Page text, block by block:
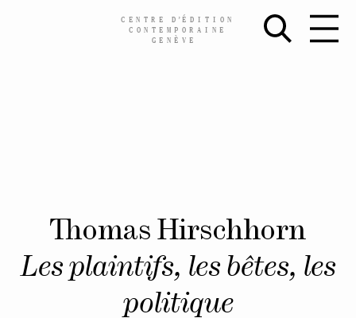
content
CENTRE D’ÉDITION
CONTEMPORAINE
GENÈVE
Thomas Hirschhorn
Les plaintifs, les bêtes, les
politique